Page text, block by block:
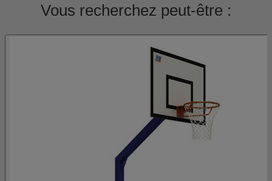
Vous recherchez peut-être :